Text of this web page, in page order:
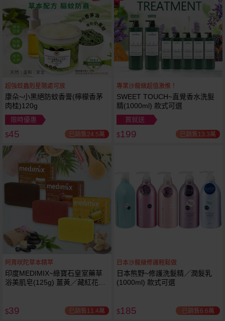
超強蚊蟲剋星隨處可放
康朵~小黑絕防蚊香膏(檸檬香茅
肉桂)120g
限時優惠
$45 已銷售24.5萬
專業沙龍級超值激推！
SWEET TOUCH~直覺香水洗髮
精(1000ml) 款式可選
買就送
$199 已銷售13.3萬
阿育吠陀草本精萃
印度MEDIMIX~綠寶石皇室藥草
浴美肌皂(125g) 薑黃／藏紅花／
$39 已銷售11.4萬
日本沙龍級修護輕鬆做
日本熊野~修護洗髮精／潤髮乳
(1000ml) 款式可選
$185 已銷售6.6萬